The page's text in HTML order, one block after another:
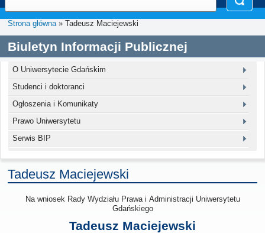
Strona główna» Tadeusz Maciejewski
Biuletyn Informacji Publicznej
O Uniwersytecie Gdańskim
Studenci i doktoranci
Ogłoszenia i Komunikaty
Prawo Uniwersytetu
Serwis BIP
Tadeusz Maciejewski
Na wniosek Rady Wydziału Prawa i Administracji Uniwersytetu
Gdańskiego
Tadeusz Maciejewski